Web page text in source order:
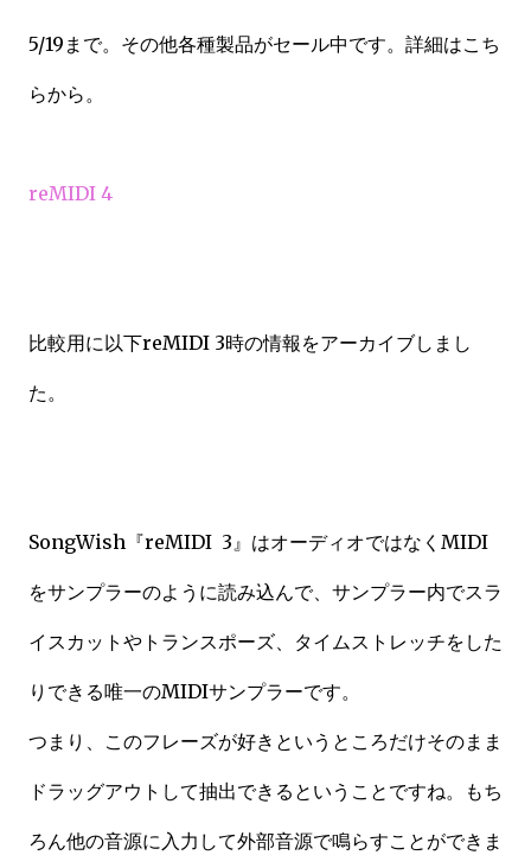
5/19まで。その他各種製品がセール中です。 詳細はこち
らから。
reMIDI 4
比較用に以下reMIDI 3時の情報をアーカイブしまし
た。
SongWish『reMIDI 3』はオーディオではなくMIDI
をサンプラーのように読み込んで、 サンプラー内でスラ
イスカットやトランスポーズ、タイムストレッチをした
りできる唯一のMIDIサンプラーです。
つまり、このフレーズが好きというところだけそのまま
ドラッグアウトして抽出できるということですね。もち
ろん他の音源に入力して外部音源で鳴らすことができま